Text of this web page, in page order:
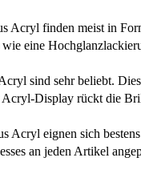
Acryl finden meist in
eine
sind sehr beliebt.
Acryl-Display rückt die
Acryl eignen sich
an jeden Artikel